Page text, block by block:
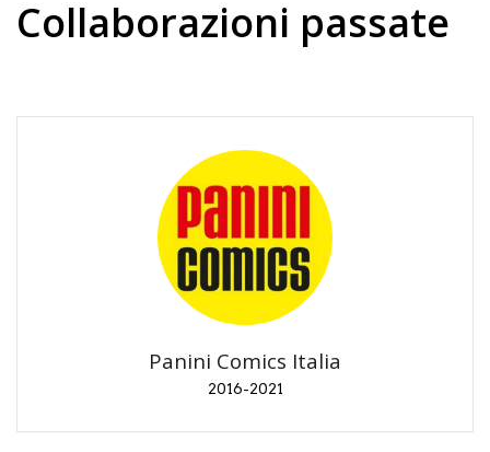
Collaborazioni passate
Panini Comics Italia
2016-2021
Panini Comics Italia
Interviste. Promozione titoli al lancio.